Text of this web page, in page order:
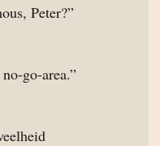
Peter?”
go-area.”